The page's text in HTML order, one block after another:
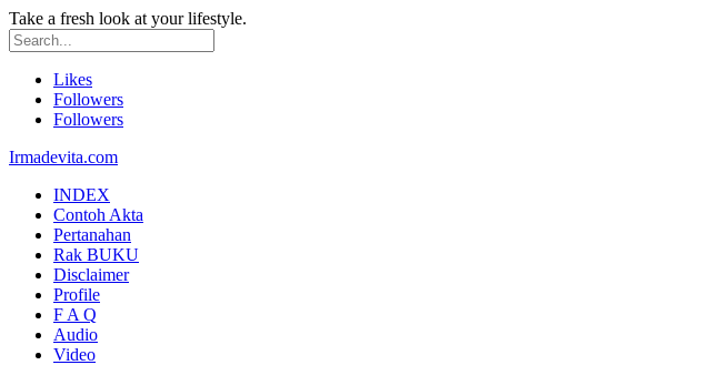
Take a fresh look at your lifestyle.
Likes
Followers
Followers
Irmadevita.com
INDEX
Contoh Akta
Pertanahan
Rak BUKU
Disclaimer
Profile
F A Q
Audio
Video